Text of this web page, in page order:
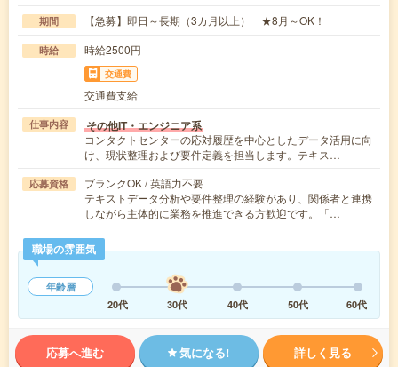
期間 【急募】即日～長期（3カ月以上） ★8月～OK！
時給 時給2500円
交通費
交通費支給
仕事内容 その他IT・エンジニア系
コンタクトセンターの応対履歴を中心としたデータ活用に向
け、現状整理および要件定義を担当します。テキス…
応募資格
ブランクOK / 英語力不要
テキストデータ分析や要件整理の経験があり、関係者と連携
しながら主体的に業務を推進できる方歓迎です。「…
職場の雰囲気
年齢層
20代
30代 40代 50代 60代
応募へ進む 気になる! 詳しく見る